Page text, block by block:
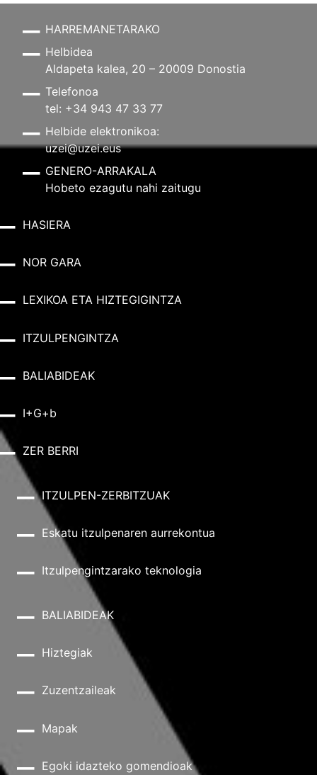
HARREMANETARAKO
Helbidea
Aldapeta kalea, 20 – 20009 Donostia
Telefonoa
tel: +34 943 47 33 77
Helbide elektronikoa:
uzei@uzei.eus
GENERO-ARRAKALA
Hobeto ezagutu nahi zaitugu
HASIERA
NOR GARA
LEXIKOA ETA HIZTEGIGINTZA
ITZULPENGINTZA
BALIABIDEAK
I+G+b
ZER BERRI
ITZULPEN-ZERBITZUAK
Eskatu itzulpenaren aurrekontua
Itzulpengintzarako teknologia
BALIABIDEAK
Hiztegiak
Zuzentzaileak
Mapak
Egoki idazteko gomendioak